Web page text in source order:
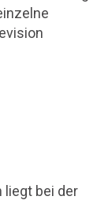
liegt bei der